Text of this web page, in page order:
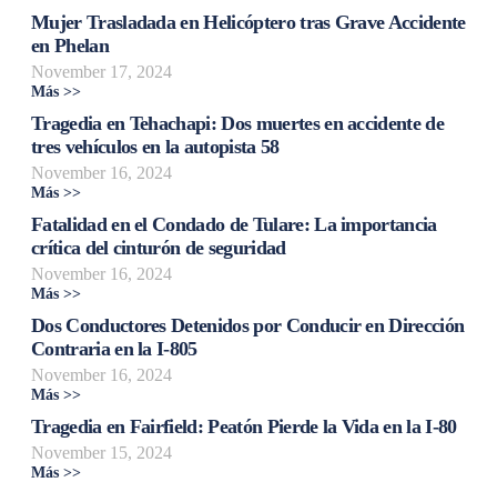
Mujer Trasladada en Helicóptero tras Grave Accidente
en Phelan
November 17, 2024
Más >>
Tragedia en Tehachapi: Dos muertes en accidente de
tres vehículos en la autopista 58
November 16, 2024
Más >>
Fatalidad en el Condado de Tulare: La importancia
crítica del cinturón de seguridad
November 16, 2024
Más >>
Dos Conductores Detenidos por Conducir en Dirección
Contraria en la I-805
November 16, 2024
Más >>
Tragedia en Fairfield: Peatón Pierde la Vida en la I-80
November 15, 2024
Más >>